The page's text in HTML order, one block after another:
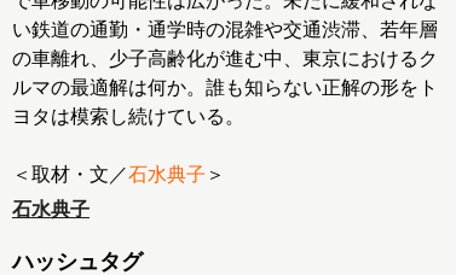
い鉄道の通勤・通学時の混雑や交通渋滞、若年層
の車離れ、少子高齢化が進む中、東京におけるク
ルマの最適解は何か。誰も知らない正解の形をト
ヨタは模索し続けている。
＜取材・文／石水典子 ＞
石水典子
ハッシュタグ